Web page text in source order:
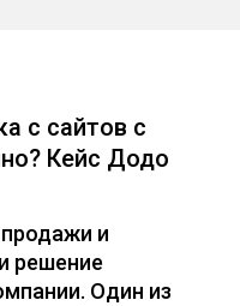
с сайтов с
Кейс Додо
и
решение
Один из